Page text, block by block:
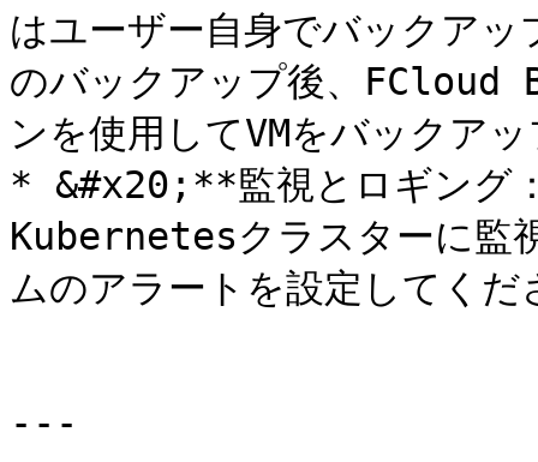
はユーザー自身でバックアッ
のバックアップ後、
ンを使用してVMをバックア
* &#x20;**監視とロギング
Kubernetesクラスターに監
ムのアラートを設定してくだ
---